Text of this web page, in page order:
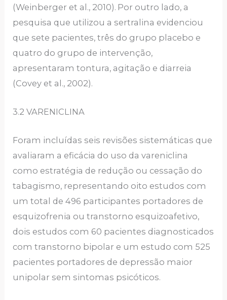
(Weinberger et al., 2010). Por outro lado, a
pesquisa que utilizou a sertralina evidenciou
que sete pacientes, três do grupo placebo e
quatro do grupo de intervenção,
apresentaram tontura, agitação e diarreia
(Covey et al., 2002).
3.2 VARENICLINA
Foram incluídas seis revisões sistemáticas que
avaliaram a eficácia do uso da vareniclina
como estratégia de redução ou cessação do
tabagismo, representando oito estudos com
um total de 496 participantes portadores de
esquizofrenia ou transtorno esquizoafetivo,
dois estudos com 60 pacientes diagnosticados
com transtorno bipolar e um estudo com 525
pacientes portadores de depressão maior
unipolar sem sintomas psicóticos.